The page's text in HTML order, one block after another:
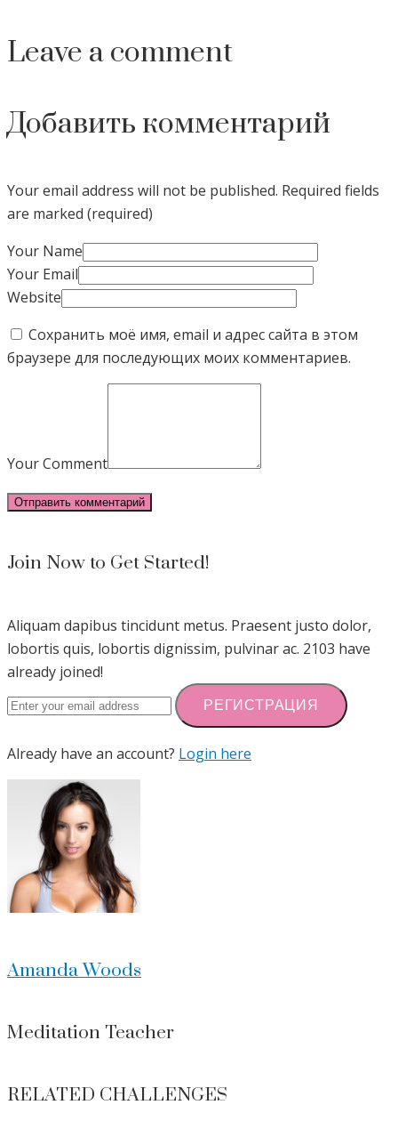
Leave a comment
Добавить комментарий
Your email address will not be published. Required fields
are marked (required)
Your Name
Your Email
Website
Сохранить моё имя, email и адрес сайта в этом
браузере для последующих моих комментариев.
Your Comment
Join Now to Get Started!
Aliquam dapibus tincidunt metus. Praesent justo dolor,
lobortis quis, lobortis dignissim, pulvinar ac. 2103 have
already joined!
РЕГИСТРАЦИЯ
Already have an account? Login here
Amanda Woods
Meditation Teacher
RELATED CHALLENGES